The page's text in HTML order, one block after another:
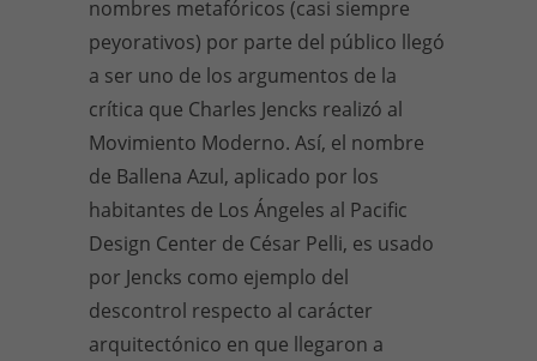
nombres metafóricos (casi siempre
peyorativos) por parte del público llegó
a ser uno de los argumentos de la
crítica que Charles Jencks realizó al
Movimiento Moderno. Así, el nombre
de Ballena Azul, aplicado por los
habitantes de Los Ángeles al Pacific
Design Center de César Pelli, es usado
por Jencks como ejemplo del
descontrol respecto al carácter
arquitectónico en que llegaron a